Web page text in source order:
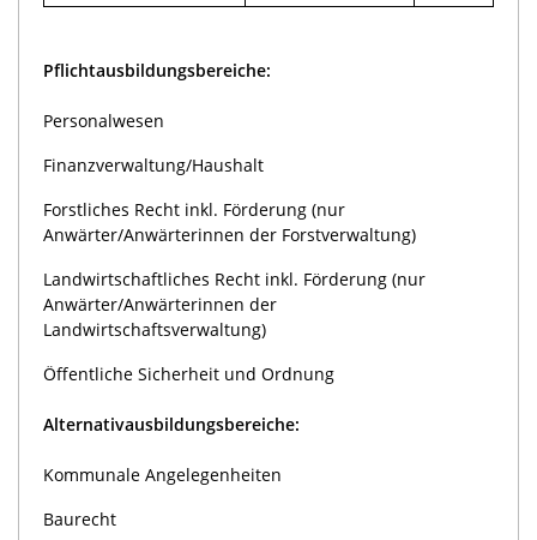
Pflichtausbildungsbereiche:
Personalwesen
Finanzverwaltung/Haushalt
Forstliches Recht inkl. Förderung (nur
Anwärter/Anwärterinnen der Forstverwaltung)
Landwirtschaftliches Recht inkl. Förderung (nur
Anwärter/Anwärterinnen der
Landwirtschaftsverwaltung)
Öffentliche Sicherheit und Ordnung
Alternativausbildungsbereiche:
Kommunale Angelegenheiten
Baurecht